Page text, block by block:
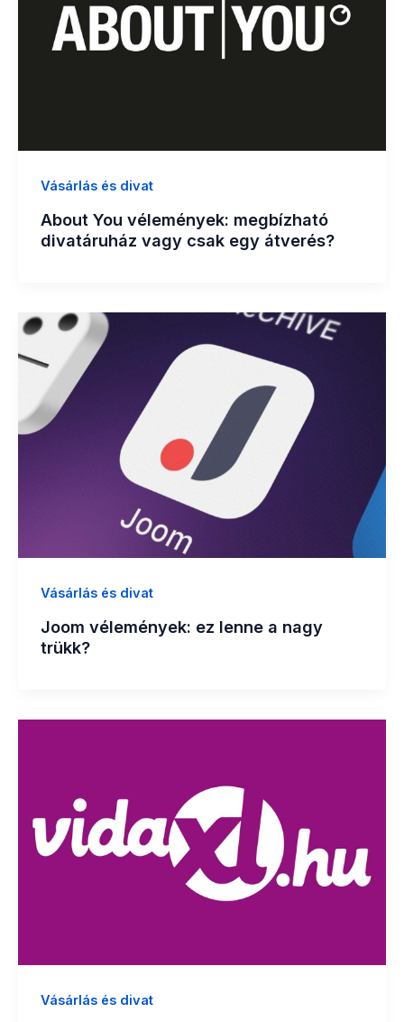
Vásárlás és divat
About You vélemények: megbízható
divatáruház vagy csak egy átverés?
Vásárlás és divat
Joom vélemények: ez lenne a nagy
trükk?
Vásárlás és divat